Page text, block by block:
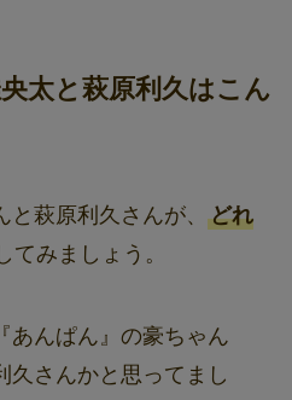
央太と萩原利久はこん
萩原利久さんが、 どれ
てみましょう。
あんぱん』の豪ちゃん
久さんかと思ってまし